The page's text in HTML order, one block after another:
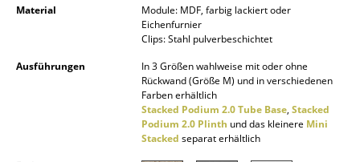
Wandleuchten
Outdoor-Leuchten
Akkuleuchten
Material
Module: MDF, farbig lackiert oder
Eichenfurnier
Clips: Stahl pulverbeschichtet
Ausführungen
In 3 Größen wahlweise mit oder ohne
Rückwand (Größe M) und in verschiedenen
Farben erhältlich
Stacked Podium 2.0 Tube Base, Stacked
Podium 2.0 Plinth und das kleinere Mini
Stacked separat erhältlich